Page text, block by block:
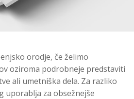
orodje, če želimo
oziroma podrobneje predstaviti
ali umetniška dela. Za razliko
uporablja za obsežnejše